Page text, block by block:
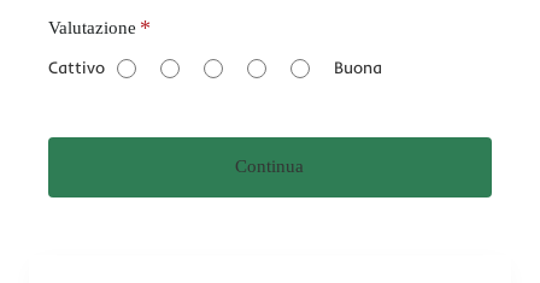
V
l
t
z
Valutazione
Cattivo Buona
Continua